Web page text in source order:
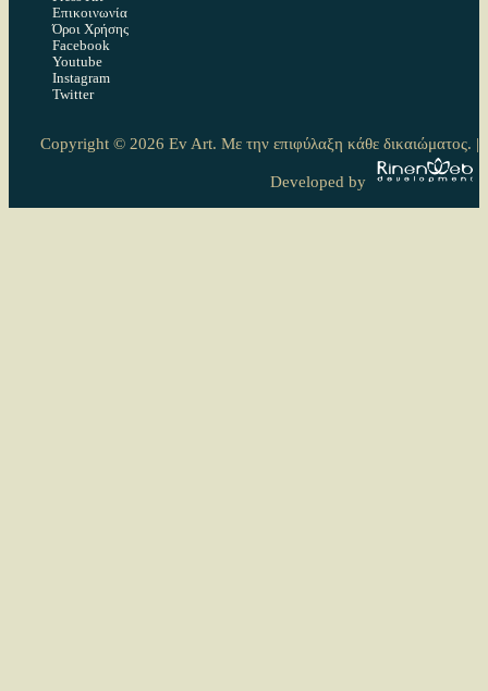
Δημοφιλέστερα στην κατηγορία
Επικοινωνία
Όροι Χρήσης
Facebook
Youtube
Instagram
Twitter
Copyright © 2026 Ev Art. Με την επιφύλαξη κάθε δικαιώματος. |
Developed by